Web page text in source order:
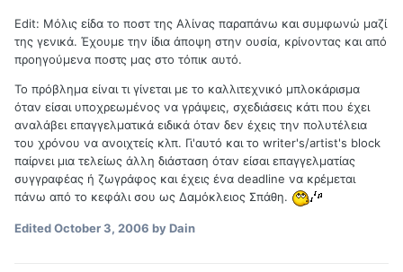
Εdit: Μόλις είδα το ποστ της Αλίνας παραπάνω και συμφωνώ μαζί
της γενικά. Έχουμε την ίδια άποψη στην ουσία, κρίνοντας και από
προηγούμενα ποστς μας στο τόπικ αυτό.
Το πρόβλημα είναι τι γίνεται με το καλλιτεχνικό μπλοκάρισμα
όταν είσαι υποχρεωμένος να γράψεις, σχεδιάσεις κάτι που έχει
αναλάβει επαγγελματικά ειδικά όταν δεν έχεις την πολυτέλεια
του χρόνου να ανοιχτείς κλπ. Γι'αυτό και το writer's/artist's block
παίρνει μια τελείως άλλη διάσταση όταν είσαι επαγγελματίας
συγγραφέας ή ζωγράφος και έχεις ένα deadline να κρέμεται
πάνω από το κεφάλι σου ως Δαμόκλειος Σπάθη.
EditedOctober 3, 2006 by Dain